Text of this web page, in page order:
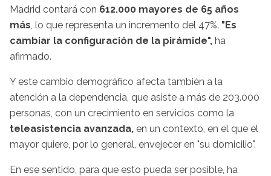
Madrid contará con 612.000 mayores de 65 años
más , lo que representa un incremento del 47%. "Es
cambiar la configuración de la pirámide", ha
afirmado.
Y este cambio demográfico afecta también a la
atención a la dependencia, que asiste a más de 203.000
personas, con un crecimiento en servicios como la
teleasistencia avanzada, en un contexto, en el que el
mayor quiere, por lo general, envejecer en "su domicilio".
En ese sentido, para que esto pueda ser posible, ha